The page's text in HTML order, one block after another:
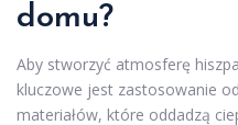
domu?
Aby stworzyć atmosferę
kluczowe jest zastosowanie
materiałów, które oddadzą